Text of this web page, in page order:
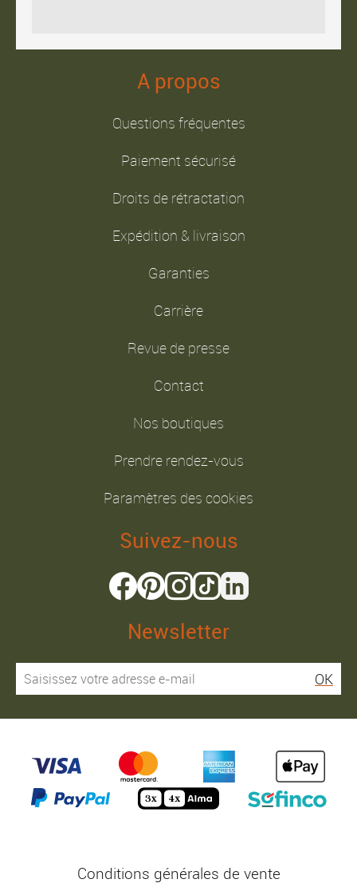
A propos
Questions fréquentes
Paiement sécurisé
Droits de rétractation
Expédition & livraison
Garanties
Carrière
Revue de presse
Contact
Nos boutiques
Prendre rendez-vous
Paramètres des cookies
Suivez-nous
Newsletter
OK
Conditions générales de vente